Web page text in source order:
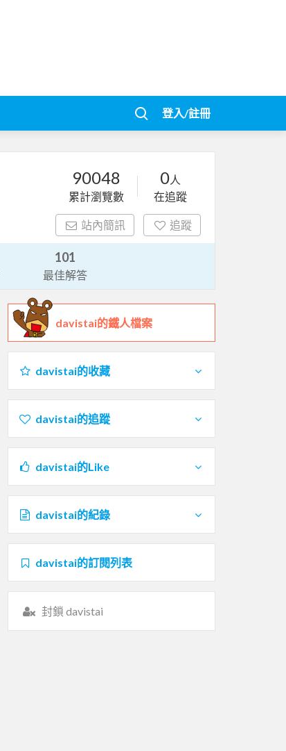
登入/註冊
90048
累計瀏覽數
0人
在追蹤
站內簡訊 追蹤
101
最佳解答
davistai的鐵人檔案
davistai的收藏
davistai的追蹤
davistai的Like
davistai的紀錄
davistai的訂閱列表
封鎖 davistai